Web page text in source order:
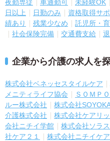
夜勤専従 車通勤可 未経験OK
日以上
日勤のみ 資格取得サ
績あり
残業少なめ 託児所・
社会保険完備
交通費支給
企業から介護の求人を
株式会社ベネッセスタイルケア
メニティライフ協会
ＳＯＭＰ
ルー株式会社
株式会社
介護株式会社
株式会社ケアリ
会社ニチイ学館
株式会社ソラス
社ケア２１
株式会社ニチイケ